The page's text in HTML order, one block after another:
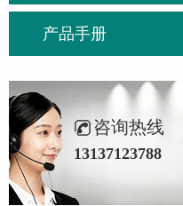
产品手册
咨询热线
13137123788